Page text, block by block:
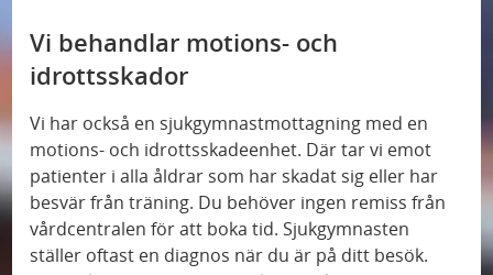
Vi behandlar motions- och
idrottsskador
Vi har också en sjukgymnastmottagning med en
motions- och idrottsskadeenhet. Där tar vi emot
patienter i alla åldrar som har skadat sig eller har
besvär från träning. Du behöver ingen remiss från
vårdcentralen för att boka tid. Sjukgymnasten
ställer oftast en diagnos när du är på ditt besök.